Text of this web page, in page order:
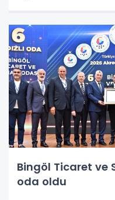
Bingöl Ticaret ve
oda oldu